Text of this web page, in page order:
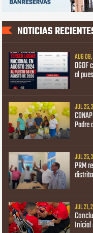
NOTICIAS
AUG
al
JUL 25,
JUL 25,
PRM
JUL 21,
Inicial